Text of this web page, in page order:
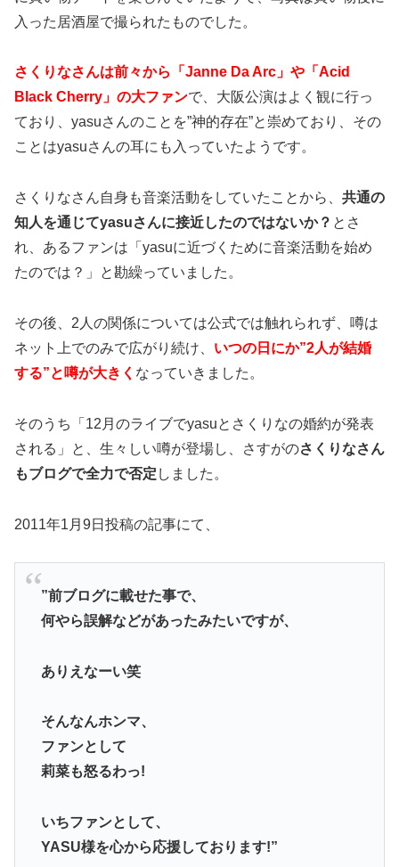
入った居酒屋で撮られたものでした。
さくりなさんは前々から「Janne Da Arc」や「Acid
Black Cherry」の大ファンで、大阪公演はよく観に行っ
ており、yasuさんのことを”神的存在”と崇めており、その
ことはyasuさんの耳にも入っていたようです。
さくりなさん自身も音楽活動をしていたことから、 共通の
知人を通じてyasuさんに接近したのではないか？ とさ
れ、あるファンは「yasuに近づくために音楽活動を始め
たのでは？」と勘繰っていました。
その後、2人の関係については公式では触れられず、噂は
ネット上でのみで広がり続け、 いつの日にか”2人が結婚
する”と噂が大きく なっていきました。
そのうち「12月のライブでyasuとさくりなの婚約が発表
される」と、生々しい噂が登場し、さすがのさくりなさん
もブログで全力で否定 しました。
2011年1月9日投稿の記事にて、
”前ブログに載せた事で、
何やら誤解などがあったみたいですが、
ありえなーい笑
そんなんホンマ、
ファンとして
莉菜も怒るわっ!
いちファンとして、
YASU様を心から応援しております!”